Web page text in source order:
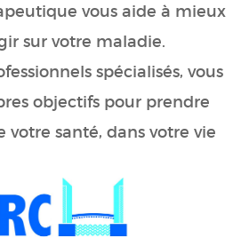
vous aide à mieux
sur votre maladie.
spécialisés, vous
objectifs pour prendre
votre santé, dans votre vie